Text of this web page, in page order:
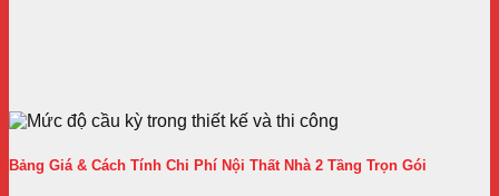
Bảng Giá & Cách Tính Chi Phí Nội Thất Nhà 2 Tầng Trọn Gói